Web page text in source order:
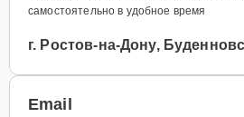
самостоятельно в удобное время
г. Ростов-на-Дону,
Email